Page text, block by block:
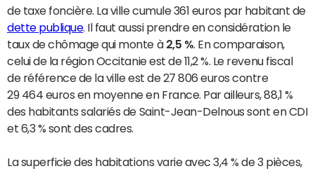
de taxe foncière. La ville cumule 361 euros par habitant de
dette publique. Il faut aussi prendre en considération le
taux de chômage qui monte à 2,5 % . En comparaison,
celui de la région Occitanie est de 11,2 %. Le revenu fiscal
de référence de la ville est de 27 806 euros contre
29 464 euros en moyenne en France. Par ailleurs, 88,1 %
des habitants salariés de Saint-Jean-Delnous sont en CDI
et 6,3 % sont des cadres.
La superficie des habitations varie avec 3,4 % de 3 pièces,